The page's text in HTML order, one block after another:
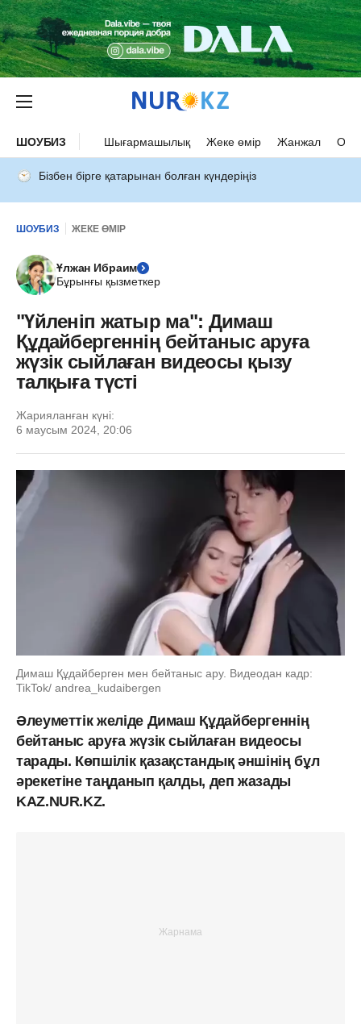
ШОУБИЗ Шығармашылық Жеке өмір Жанжал
Бізбен бірге қатарынан болған күндеріңіз
ШОУБИЗ ЖЕКЕ ӨМІР
Ұлжан Ибраим
Бұрынғы қызметкер
"Үйленіп жатыр ма": Димаш
Құдайбергеннің бейтаныс аруға
жүзік сыйлаған видеосы қызу
талқыға түсті
Жарияланған күні:
6 маусым 2024, 20:06
Димаш Құдайберген мен бейтаныс ару. Видеодан кадр:
TikTok/ andrea_kudaibergen
Әлеуметтік желіде Димаш Құдайбергеннің
бейтаныс аруға жүзік сыйлаған видеосы
тарады. Көпшілік қазақстандық әншінің бұл
әрекетіне таңданып қалды, деп жазады
KAZ.NUR.KZ.